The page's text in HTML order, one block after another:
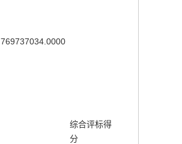
769737034.0000
综合评标得
分